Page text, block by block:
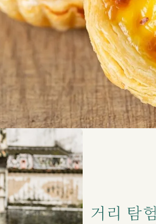
거리 탐험